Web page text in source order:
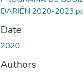
DARIÉN 2020-
Date
2020
Authors